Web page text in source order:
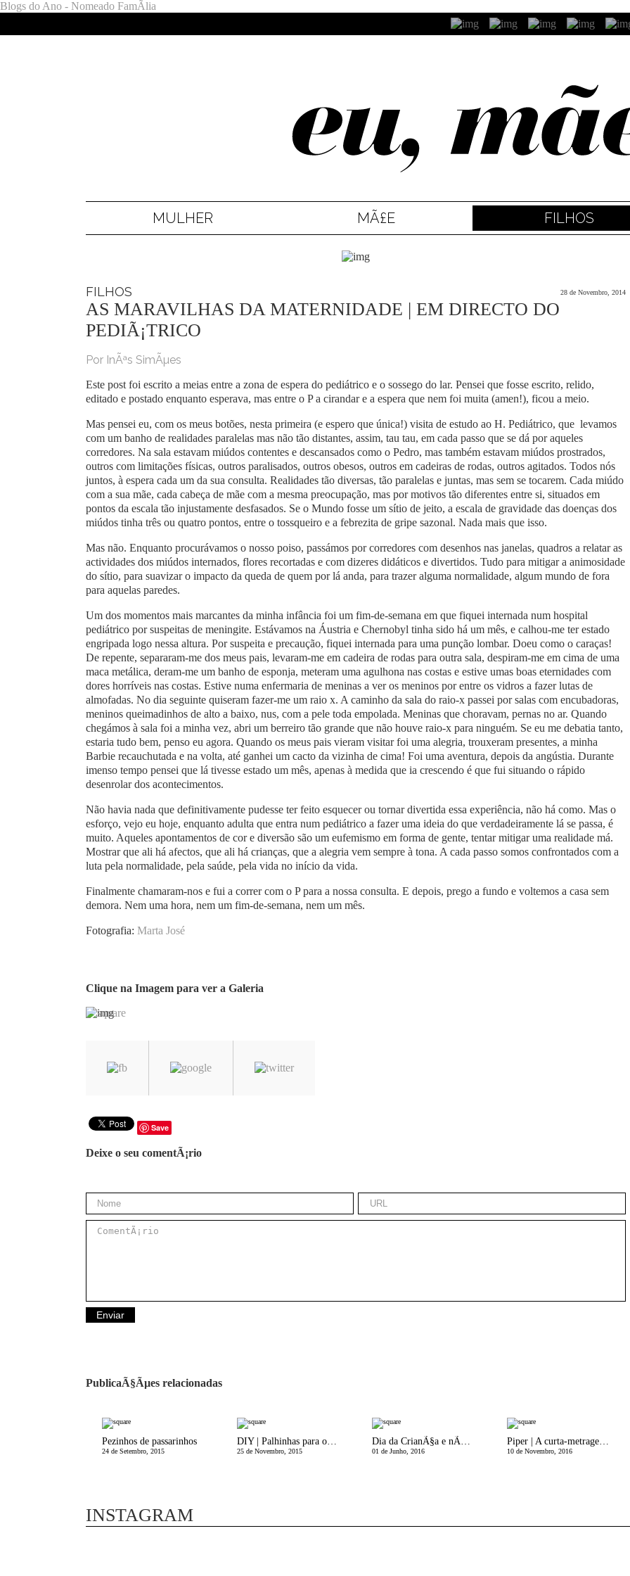
Blogs do Ano - Nomeado FamÃ­lia
MULHER MÃ£E FILHOS
FILHOS 28 de Novembro, 2014
AS MARAVILHAS DA MATERNIDADE | EM DIRECTO DO
PEDIÃ¡TRICO
Por InÃªs SimÃµes
Este post foi escrito a meias entre a zona de espera do pediátrico e o sossego do lar. Pensei que fosse escrito, relido,
editado e postado enquanto esperava, mas entre o P a cirandar e a espera que nem foi muita (amen!), ficou a meio.
Mas pensei eu, com os meus botões, nesta primeira (e espero que única!) visita de estudo ao H. Pediátrico, que levamos
com um banho de realidades paralelas mas não tão distantes, assim, tau tau, em cada passo que se dá por aqueles
corredores. Na sala estavam miúdos contentes e descansados como o Pedro, mas também estavam miúdos prostrados,
outros com limitações físicas, outros paralisados, outros obesos, outros em cadeiras de rodas, outros agitados. Todos nós
juntos, à espera cada um da sua consulta. Realidades tão diversas, tão paralelas e juntas, mas sem se tocarem. Cada miúdo
com a sua mãe, cada cabeça de mãe com a mesma preocupação, mas por motivos tão diferentes entre si, situados em
pontos da escala tão injustamente desfasados. Se o Mundo fosse um sítio de jeito, a escala de gravidade das doenças dos
miúdos tinha três ou quatro pontos, entre o tossqueiro e a febrezita de gripe sazonal. Nada mais que isso.
Mas não. Enquanto procurávamos o nosso poiso, passámos por corredores com desenhos nas janelas, quadros a relatar as
actividades dos miúdos internados, flores recortadas e com dizeres didáticos e divertidos. Tudo para mitigar a animosidade
do sítio, para suavizar o impacto da queda de quem por lá anda, para trazer alguma normalidade, algum mundo de fora
para aquelas paredes.
Um dos momentos mais marcantes da minha infância foi um fim-de-semana em que fiquei internada num hospital
pediátrico por suspeitas de meningite. Estávamos na Áustria e Chernobyl tinha sido há um mês, e calhou-me ter estado
engripada logo nessa altura. Por suspeita e precaução, fiquei internada para uma punção lombar. Doeu como o caraças!
De repente, separaram-me dos meus pais, levaram-me em cadeira de rodas para outra sala, despiram-me em cima de uma
maca metálica, deram-me um banho de esponja, meteram uma agulhona nas costas e estive umas boas eternidades com
dores horríveis nas costas. Estive numa enfermaria de meninas a ver os meninos por entre os vidros a fazer lutas de
almofadas. No dia seguinte quiseram fazer-me um raio x. A caminho da sala do raio-x passei por salas com encubadoras,
meninos queimadinhos de alto a baixo, nus, com a pele toda empolada. Meninas que choravam, pernas no ar. Quando
chegámos à sala foi a minha vez, abri um berreiro tão grande que não houve raio-x para ninguém. Se eu me debatia tanto,
estaria tudo bem, penso eu agora. Quando os meus pais vieram visitar foi uma alegria, trouxeram presentes, a minha
Barbie recauchutada e na volta, até ganhei um cacto da vizinha de cima! Foi uma aventura, depois da angústia. Durante
imenso tempo pensei que lá tivesse estado um mês, apenas à medida que ia crescendo é que fui situando o rápido
desenrolar dos acontecimentos.
Não havia nada que definitivamente pudesse ter feito esquecer ou tornar divertida essa experiência, não há como. Mas o
esforço, vejo eu hoje, enquanto adulta que entra num pediátrico a fazer uma ideia do que verdadeiramente lá se passa, é
muito. Aqueles apontamentos de cor e diversão são um eufemismo em forma de gente, tentar mitigar uma realidade má.
Mostrar que ali há afectos, que ali há crianças, que a alegria vem sempre à tona. A cada passo somos confrontados com a
luta pela normalidade, pela saúde, pela vida no início da vida.
Finalmente chamaram-nos e fui a correr com o P para a nossa consulta. E depois, prego a fundo e voltemos a casa sem
demora. Nem uma hora, nem um fim-de-semana, nem um mês.
Fotografia: Marta José
Clique na Imagem para ver a Galeria
Save
Deixe o seu comentÃ¡rio
PublicaÃ§Ãµes relacionadas
Pezinhos de passarinhos
24 de Setembro, 2015 25 de Novembro, 2015 01 de Junho, 2016
Piper | A curta-metragem da Pixar
10 de Novembro, 2016
INSTAGRAM